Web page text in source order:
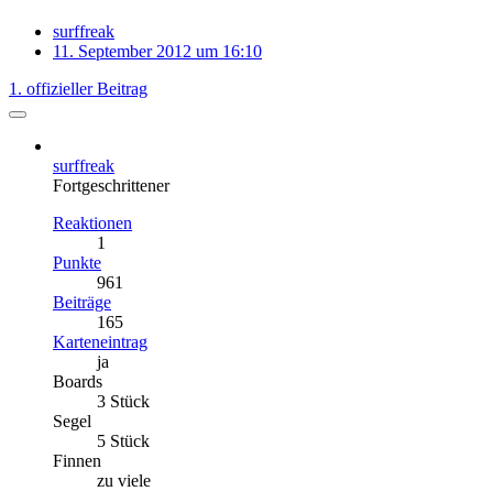
surffreak
11. September 2012 um 16:10
1. offizieller Beitrag
surffreak
Fortgeschrittener
Reaktionen
1
Punkte
961
Beiträge
165
Karteneintrag
ja
Boards
3 Stück
Segel
5 Stück
Finnen
zu viele